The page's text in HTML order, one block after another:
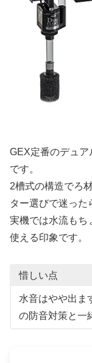
GEX定番のデュ
です。
2槽式の構造でろ
ター選びで迷った
実機では水流もち
使える印象です。
惜しい点
水音はやや出ま
の防音対策と一